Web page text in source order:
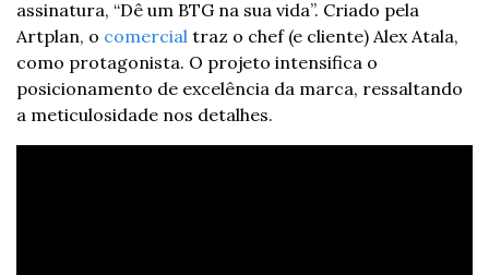
assinatura, “Dê um BTG na sua vida”. Criado pela
Artplan, o comercial traz o chef (e cliente) Alex Atala,
como protagonista. O projeto intensifica o
posicionamento de excelência da marca, ressaltando
a meticulosidade nos detalhes.